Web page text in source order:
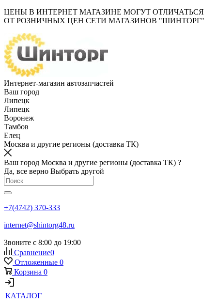
ЦЕНЫ В ИНТЕРНЕТ МАГАЗИНЕ МОГУТ ОТЛИЧАТЬСЯ
ОТ РОЗНИЧНЫХ ЦЕН СЕТИ МАГАЗИНОВ "ШИНТОРГ"
Интернет-магазин автозапчастей
Ваш город
Липецк
Липецк
Воронеж
Тамбов
Елец
Москва и другие регионы (доставка ТК)
Ваш город Москва и другие регионы (доставка ТК) ?
Да, все верно Выбрать другой
+7(4742) 370-333
internet@shintorg48.ru
Звоните с 8:00 до 19:00
Сравнение0
Отложенные 0
Корзина 0
КАТАЛОГ